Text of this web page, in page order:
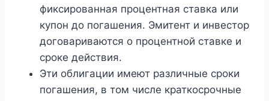
фиксированная процентная ставка или
купон до погашения. Эмитент и инвестор
договариваются о процентной ставке и
сроке действия.
Эти облигации имеют различные сроки
погашения, в том числе краткосрочные